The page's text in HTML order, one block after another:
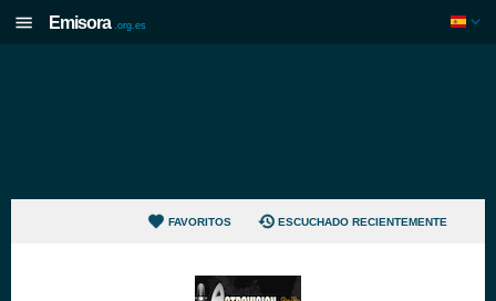
Emisora .org.es
FAVORITOS ESCUCHADO RECIENTEMENTE